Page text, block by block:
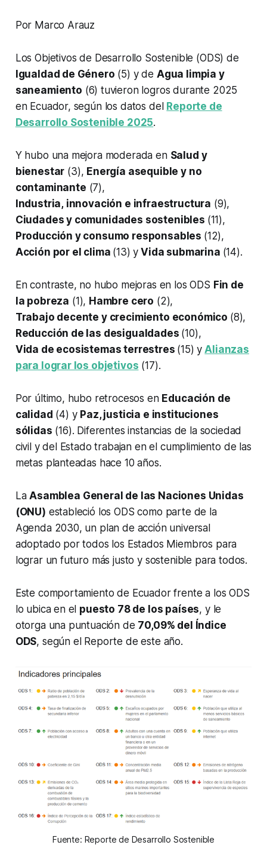
Por Marco Arauz
Los Objetivos de Desarrollo Sostenible (ODS) de
Igualdad de Género (5) y de Agua limpia y
saneamiento (6) tuvieron logros durante 2025
en Ecuador, según los datos del Reporte de
Desarrollo Sostenible 2025.
Y hubo una mejora moderada en Salud y
bienestar (3), Energía asequible y no
contaminante (7),
Industria, innovación e infraestructura (9),
Ciudades y comunidades sostenibles (11),
Producción y consumo responsables (12),
Acción por el clima (13) y Vida submarina (14).
En contraste, no hubo mejoras en los ODS Fin de
la pobreza (1), Hambre cero (2),
Trabajo decente y crecimiento económico (8),
Reducción de las desigualdades (10),
Vida de ecosistemas terrestres (15) yAlianzas
para lograr los objetivos (17).
Por último, hubo retrocesos en Educación de
calidad (4) y Paz, justicia e instituciones
sólidas (16). Diferentes instancias de la sociedad
civil y del Estado trabajan en el cumplimiento de las
metas planteadas hace 10 años.
LaAsamblea General de las Naciones Unidas
(ONU) estableció los ODS como parte de la
Agenda 2030, un plan de acción universal
adoptado por todos los Estados Miembros para
lograr un futuro más justo y sostenible para todos.
Este comportamiento de Ecuador frente a los ODS
lo ubica en el puesto 78 de los países, y le
otorga una puntuación de 70,09% del Índice
ODS, según el Reporte de este año.
Fuente: Reporte de Desarrollo Sostenible